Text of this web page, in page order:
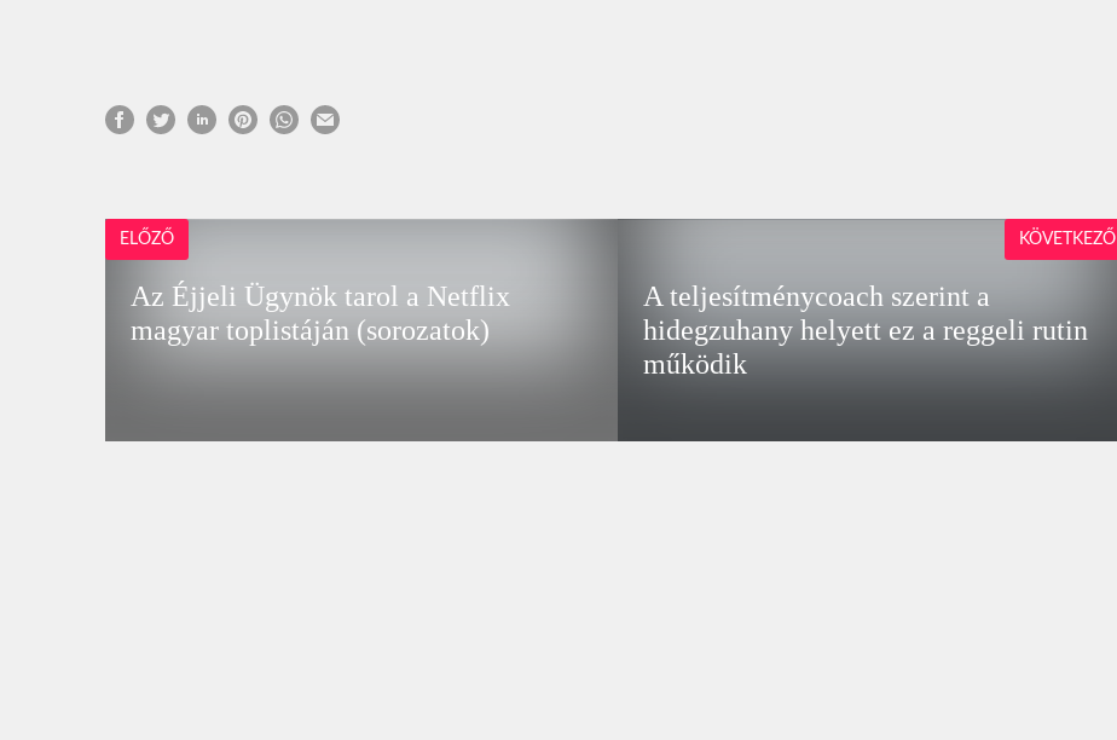
ELŐZŐ
Az Éjjeli Ügynök tarol a Netflix
magyar toplistáján (sorozatok)
A teljesítménycoach szerint a
hidegzuhany helyett ez a reggeli rutin
működik
KÖVETKEZŐ